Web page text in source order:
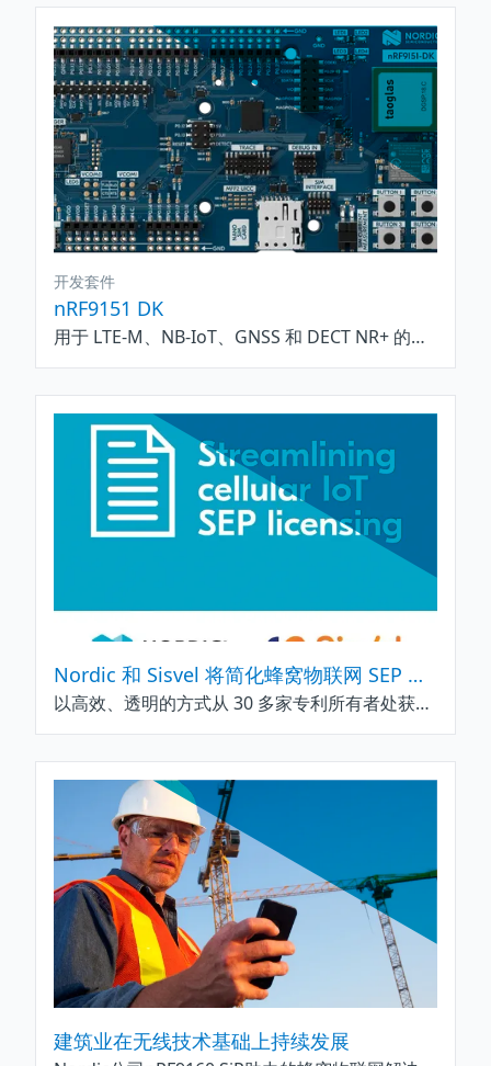
开发套件
nRF9151 DK
用于 LTE-M、NB-IoT、GNSS 和 DECT NR+ 的蜂窝物联网开发套件
Nordic 和 Sisvel 将简化蜂窝物联网 SEP 许可流程
以高效、透明的方式从 30 多家专利所有者处获得终端产品许可，使蜂窝物联网设备得以大规模应用
建筑业在无线技术基础上持续发展